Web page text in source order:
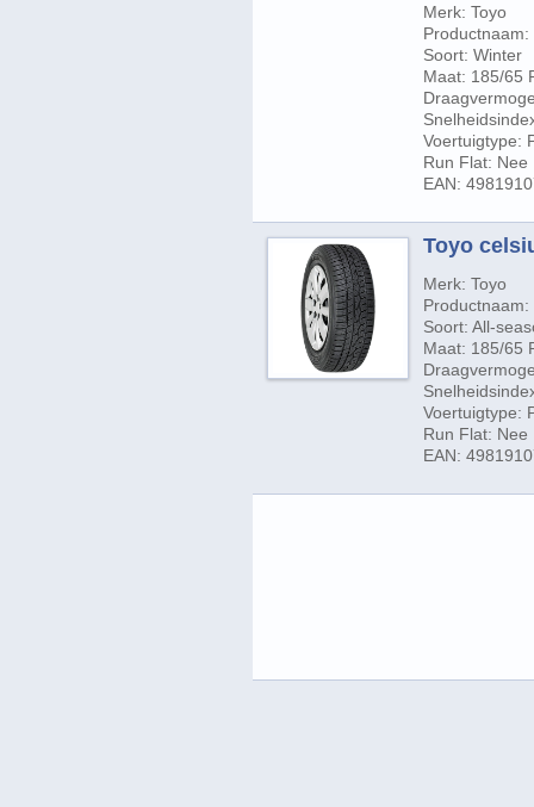
Merk: Toyo
Soort: Winter
Maat: 185/65
Voertuigtype:
Run Flat: Nee
EAN:
Toyo
Merk: Toyo
Productnaam:
Soort: All-
Maat: 185/65
Voertuigtype:
Run Flat: Nee
EAN: